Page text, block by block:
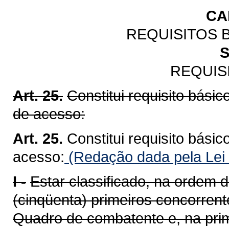
REQUISITOS
Art. 25. Constitui requisito
de acesso:
Art. 25. Constitui requisito
acesso: (Redação dada pela
I - Estar classificado, na ordem
(cinqüenta) primeiros
Quadro de combatente e, na